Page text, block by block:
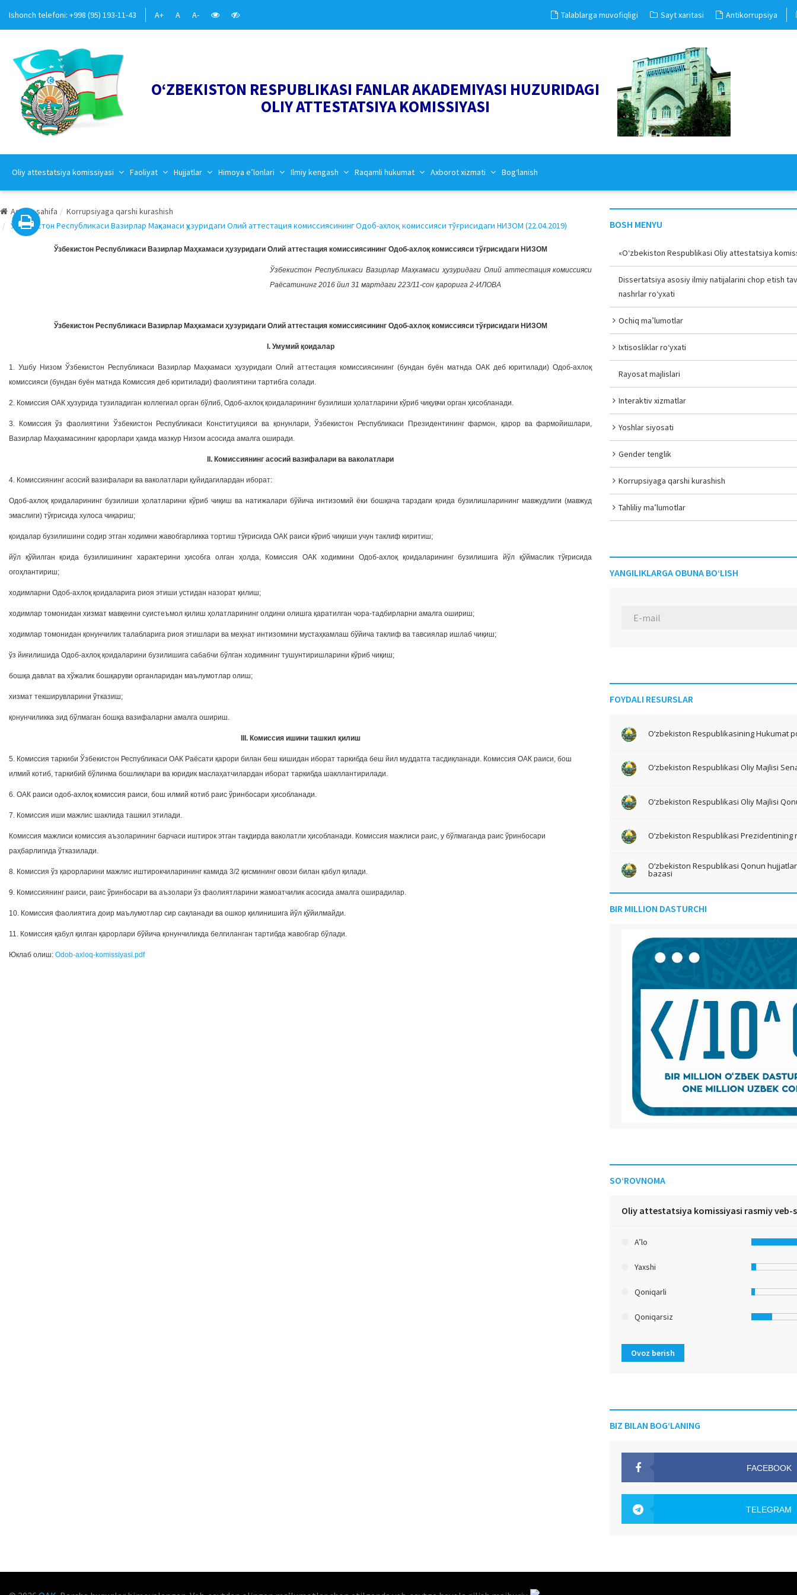
Ishonch telefoni: +998 (95) 193-11-43 A+ A A- Talablarga muvofiqligi Sayt xaritasi Antikorrupsiya
O‘ZBEKISTON RESPUBLIKASI FANLAR AKADEMIYASI HUZURIDAGI
OLIY ATTESTATSIYA KOMISSIYASI
Oliy attestatsiya komissiyasi Faoliyat Hujjatlar Himoya e’lonlari Ilmiy kengash Raqamli hukumat Axborot xizmati Bog‘lanish
Asosiy sahifa
Korrupsiyaga qarshi kurashish
Ўзбекистон Республикаси Вазирлар Маҳкамаси ҳузуридаги Олий аттестация комиссиясининг Одоб-ахлоқ комиссияси тўғрисидаги НИЗОМ (22.04.2019)
Ўзбекистон Республикаси Вазирлар Маҳкамаси ҳузуридаги Олий аттестация комиссиясининг Одоб-ахлоқ комиссияси тўғрисидаги НИЗОМ
Ўзбекистон Республикаси Вазирлар Маҳкамаси ҳузуридаги Олий аттестация комиссияси
Раёсатининг 2016 йил 31 мартдаги 223/11-сон қарорига 2-ИЛОВА
Ўзбекистон Республикаси Вазирлар Маҳкамаси ҳузуридаги Олий аттестация комиссиясининг Одоб-ахлоқ комиссияси тўғрисидаги НИЗОМ
I. Умумий қоидалар
1. Ушбу Низом Ўзбекистон Республикаси Вазирлар Маҳкамаси ҳузуридаги Олий аттестация комиссиясининг (бундан буён матнда ОАК деб юритилади) Одоб-ахлоқ
комиссияси (бундан буён матнда Комиссия деб юритилади) фаолиятини тартибга солади.
2. Комиссия ОАК ҳузурида тузиладиган коллегиал орган бўлиб, Одоб-ахлоқ қоидаларининг бузилиши ҳолатларини кўриб чиқувчи орган ҳисобланади.
3. Комиссия ўз фаолиятини Ўзбекистон Республикаси Конституцияси ва қонунлари, Ўзбекистон Республикаси Президентининг фармон, қарор ва фармойишлари,
Вазирлар Маҳкамасининг қарорлари ҳамда мазкур Низом асосида амалга оширади.
II. Комиссиянинг асосий вазифалари ва ваколатлари
4. Комиссиянинг асосий вазифалари ва ваколатлари қуйидагилардан иборат:
Одоб-ахлоқ қоидаларининг бузилиши ҳолатларини кўриб чиқиш ва натижалари бўйича интизомий ёки бошқача тарздаги қоида бузилишларининг мавжудлиги (мавжуд
эмаслиги) тўғрисида хулоса чиқариш;
қоидалар бузилишини содир этган ходимни жавобгарликка тортиш тўғрисида ОАК раиси кўриб чиқиши учун таклиф киритиш;
йўл қўйилган қоида бузилишининг характерини ҳисобга олган ҳолда, Комиссия ОАК ходимини Одоб-ахлоқ қоидаларининг бузилишига йўл қўймаслик тўғрисида
огоҳлантириш;
ходимларни Одоб-ахлоқ қоидаларига риоя этиши устидан назорат қилиш;
ходимлар томонидан хизмат мавқеини суистеъмол қилиш ҳолатларининг олдини олишга қаратилган чора-тадбирларни амалга ошириш;
ходимлар томонидан қонунчилик талабларига риоя этишлари ва меҳнат интизомини мустаҳкамлаш бўйича таклиф ва тавсиялар ишлаб чиқиш;
ўз йиғилишида Одоб-ахлоқ қоидаларини бузилишига сабабчи бўлган ходимнинг тушунтиришларини кўриб чиқиш;
бошқа давлат ва хўжалик бошқаруви органларидан маълумотлар олиш;
хизмат текширувларини ўтказиш;
қонунчиликка зид бўлмаган бошқа вазифаларни амалга ошириш.
III. Комиссия ишини ташкил қилиш
5. Комиссия таркиби Ўзбекистон Республикаси ОАК Раёсати қарори билан беш кишидан иборат таркибда беш йил муддатга тасдиқланади. Комиссия ОАК раиси, бош
илмий котиб, таркибий бўлинма бошлиқлари ва юридик маслаҳатчилардан иборат таркибда шакллантирилади.
6. ОАК раиси одоб-ахлоқ комиссия раиси, бош илмий котиб раис ўринбосари ҳисобланади.
7. Комиссия иши мажлис шаклида ташкил этилади.
Комиссия мажлиси комиссия аъзоларининг барчаси иштирок этган тақдирда ваколатли ҳисобланади. Комиссия мажлиси раис, у бўлмаганда раис ўринбосари
раҳбарлигида ўтказилади.
8. Комиссия ўз қарорларини мажлис иштирокчиларининг камида 3/2 қисмининг овози билан қабул қилади.
9. Комиссиянинг раиси, раис ўринбосари ва аъзолари ўз фаолиятларини жамоатчилик асосида амалга оширадилар.
10. Комиссия фаолиятига доир маълумотлар сир сақланади ва ошкор қилинишига йўл қўйилмайди.
11. Комиссия қабул қилган қарорлари бўйича қонунчиликда белгиланган тартибда жавобгар бўлади.
Юклаб олиш: Odob-axloq-komissiyasi.pdf
BOSH MENYU
«O‘zbekiston Respublikasi Oliy attestatsiya
Dissertatsiya asosiy ilmiy natijalarini chop etish
nashrlar ro‘yxati
Ochiq ma’lumotlar
Ixtisosliklar ro‘yxati
Rayosat majlislari
Interaktiv xizmatlar
Yoshlar siyosati
Gender tenglik
Korrupsiyaga qarshi kurashish
Tahliliy ma’lumotlar
YANGILIKLARGA OBUNA BO‘LISH
FOYDALI RESURSLAR
O‘zbekiston Respublikasining Hukumat
O‘zbekiston Respublikasi Oliy Majlisi
O‘zbekiston Respublikasi Oliy Majlisi
O‘zbekiston Respublikasi Prezidentining
O‘zbekiston Respublikasi Qonun
bazasi
BIR MILLION DASTURCHI
SO‘ROVNOMA
Oliy attestatsiya komissiyasi rasmiy
A’lo
Yaxshi
Qoniqarli
Qoniqarsiz
Ovoz berish
BIZ BILAN BOG‘LANING
FACEBOOK
TELEGRAM